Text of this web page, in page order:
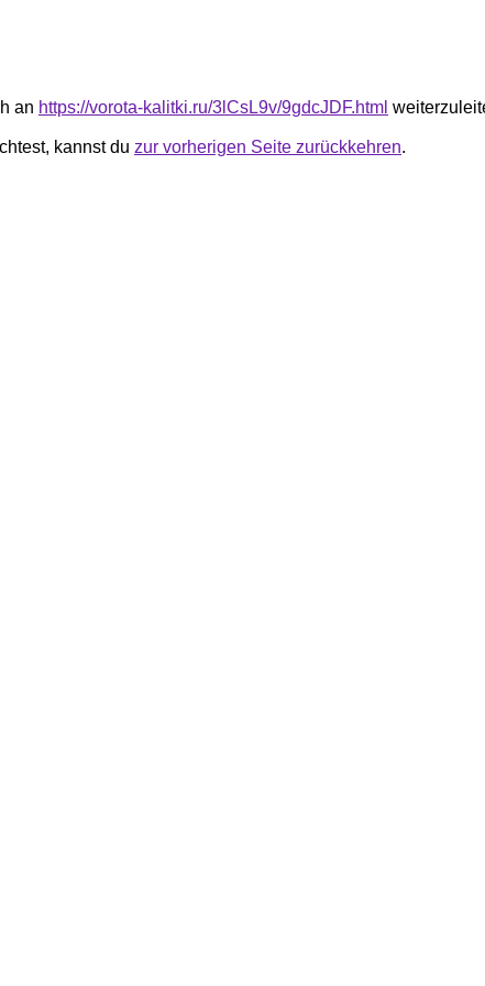
an https://vorota-kalitki.ru/3lCsL9v/9gdcJDF.html
kannst du zur vorherigen Seite zurückkehren.